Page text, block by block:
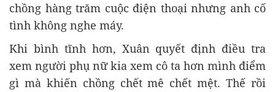
chồng hàng trăm cuộc điện thoại nhưng anh cố
tình không nghe máy.
Khi bình tĩnh hơn, Xuân quyết định điều tra
xem người phụ nữ kia xem cô ta hơn mình điểm
gì mà khiến chồng chết mê chết mệt. Thế rồi